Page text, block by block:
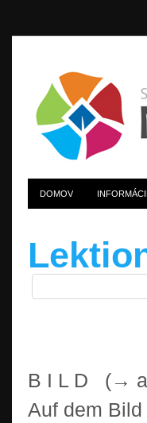
DOMOV
B I L D (→
Auf dem